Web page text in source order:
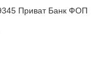
Приват Банк ФОП